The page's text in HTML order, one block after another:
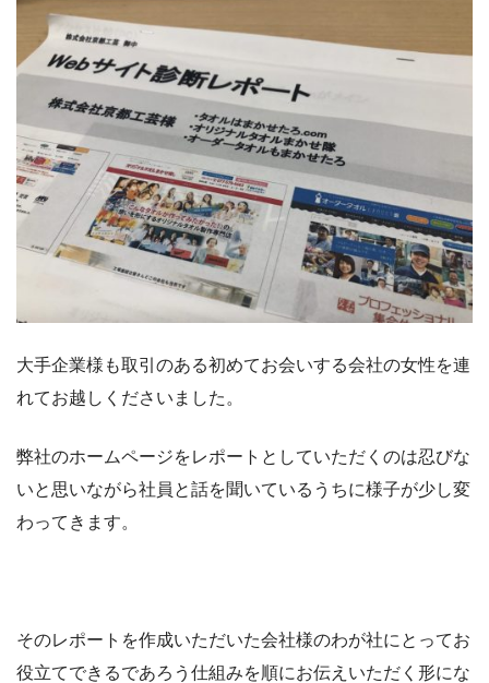
大手企業様も取引のある初めてお会いする会社の女性を連
れてお越しくださいました。
弊社のホームページをレポートとしていただくのは忍びな
いと思いながら社員と話を聞いているうちに様子が少し変
わってきます。
そのレポートを作成いただいた会社様のわが社にとってお
役立てできるであろう仕組みを順にお伝えいただく形にな